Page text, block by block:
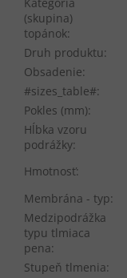
(skupina)
topánok:
Druh produktu:
Obsadenie:
#sizes_table#:
Pokles (mm):
Hĺbka vzoru
podrážky:
Hmotnosť:
Membrána - typ:
Medzipodrážka
typu tlmiaca
pena:
Stupeň tlmenia: